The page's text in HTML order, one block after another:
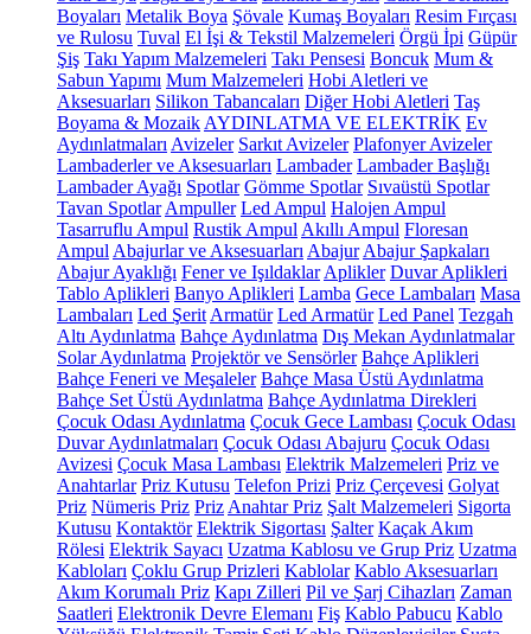
Boyaları Metalik Boya Şövale Kumaş Boyaları Resim Fırçası
ve Rulosu Tuval El İşi & Tekstil Malzemeleri Örgü İpi Güpür
Şiş Takı Yapım Malzemeleri Takı Pensesi Boncuk Mum &
Sabun Yapımı Mum Malzemeleri Hobi Aletleri ve
Aksesuarları Silikon Tabancaları Diğer Hobi Aletleri Taş
Boyama & Mozaik AYDINLATMA VE ELEKTRİK Ev
Aydınlatmaları Avizeler Sarkıt Avizeler Plafonyer Avizeler
Lambaderler ve Aksesuarları Lambader Lambader Başlığı
Lambader Ayağı Spotlar Gömme Spotlar Sıvaüstü Spotlar
Tavan Spotlar Ampuller Led Ampul Halojen Ampul
Tasarruflu Ampul Rustik Ampul Akıllı Ampul Floresan
Ampul Abajurlar ve Aksesuarları Abajur Abajur Şapkaları
Abajur Ayaklığı Fener ve Işıldaklar Aplikler Duvar Aplikleri
Tablo Aplikleri Banyo Aplikleri Lamba Gece Lambaları Masa
Lambaları Led Şerit Armatür Led Armatür Led Panel Tezgah
Altı Aydınlatma Bahçe Aydınlatma Dış Mekan Aydınlatmalar
Solar Aydınlatma Projektör ve Sensörler Bahçe Aplikleri
Bahçe Feneri ve Meşaleler Bahçe Masa Üstü Aydınlatma
Bahçe Set Üstü Aydınlatma Bahçe Aydınlatma Direkleri
Çocuk Odası Aydınlatma Çocuk Gece Lambası Çocuk Odası
Duvar Aydınlatmaları Çocuk Odası Abajuru Çocuk Odası
Avizesi Çocuk Masa Lambası Elektrik Malzemeleri Priz ve
Anahtarlar Priz Kutusu Telefon Prizi Priz Çerçevesi Golyat
Priz Nümeris Priz Priz Anahtar Priz Şalt Malzemeleri Sigorta
Kutusu Kontaktör Elektrik Sigortası Şalter Kaçak Akım
Rölesi Elektrik Sayacı Uzatma Kablosu ve Grup Priz Uzatma
Kabloları Çoklu Grup Prizleri Kablolar Kablo Aksesuarları
Akım Korumalı Priz Kapı Zilleri Pil ve Şarj Cihazları Zaman
Saatleri Elektronik Devre Elemanı Fiş Kablo Pabucu Kablo